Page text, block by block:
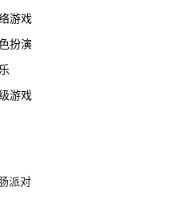
游戏
扮演
游戏
派对